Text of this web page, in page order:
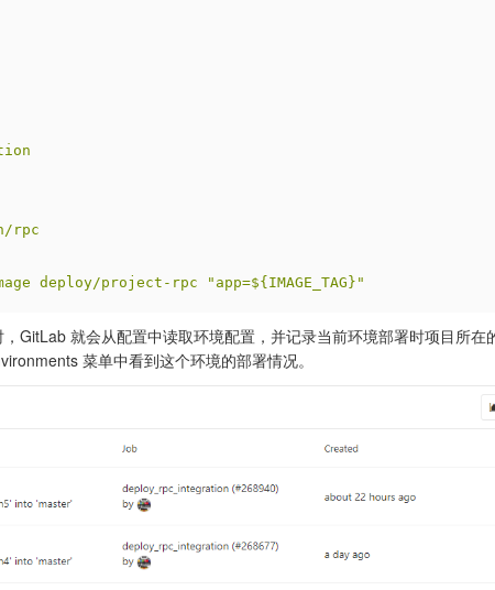
rpc
deploy/project-rpc "app=${IMAGE_TAG}"
GitLab 就会从配置中读取环境配置，并记录当前环境部署时项目所在
菜单中看到这个环境的部署情况。